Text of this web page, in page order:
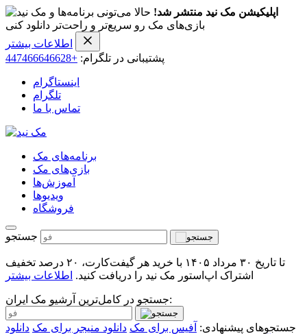
اپلیکیشن مک نید منتشر شد! حالا می‌تونی برنامه‌ها و
بازی‌های مک رو سریع‌تر و راحت‌تر دانلود کنی
اطلاعات بیشتر
پشتیبانی در تلگرام: +447466646628
اینستاگرام
تلگرام
تماس با ما
برنامه‌های مک
بازی‌های مک
آموزش‌ها
ویدیو‌ها
فروشگاه
جستجو
تا تاریخ ۳۰ مرداد ۱۴۰۵ با خرید هر گیفت‌کارت، ۲۰ درصد تخفیف
اشتراک اپ‌استور مک نید را دریافت کنید. اطلاعات بیشتر
جستجو در کامل‌ترین آرشیو مک ایران:
جستجوهای پیشنهادی: آفیس برای مک دانلود منیجر برای مک دانلود